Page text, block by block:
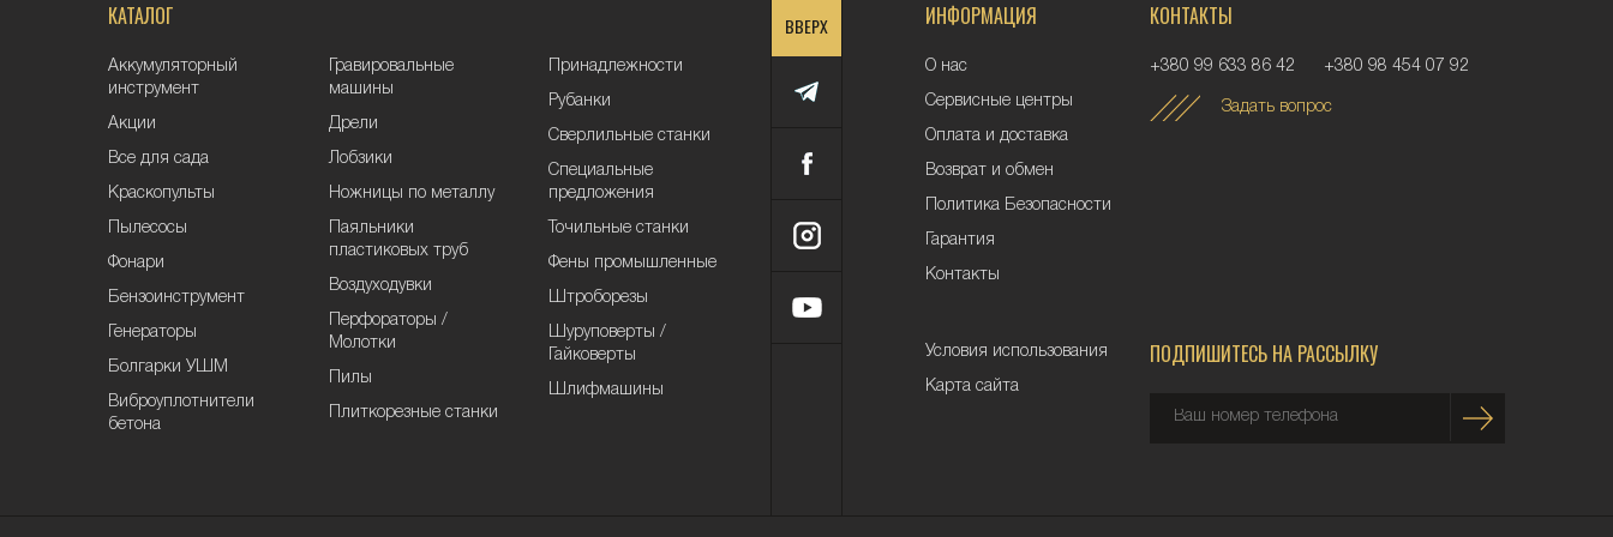
КАТАЛОГ
Аккумуляторный
инструмент
Акции
Все для сада
Краскопульты
Пылесосы
Фонари
Бензоинструмент
Генераторы
Болгарки УШМ
Виброуплотнители
бетона
Гравировальные
машины
Дрели
Лобзики
Ножницы по металлу
Паяльники
пластиковых труб
Воздуходувки
Перфораторы /
Молотки
Пилы
Плиткорезные станки
Принадлежности
Рубанки
Сверлильные станки
Специальные
предложения
Точильные станки
Фены промышленные
Штроборезы
Шуруповерты /
Гайковерты
Шлифмашины
ВВЕРХ ИНФОРМАЦИЯ
О нас
Сервисные центры
Оплата и доставка
Возврат и обмен
Политика Безопасности
Гарантия
Контакты
КОНТАКТЫ
+380 99 633 86 42 +380 98 454 07 92
Задать вопрос
Условия использования
Карта сайта
ПОДПИШИТЕСЬ НА РАССЫЛКУ